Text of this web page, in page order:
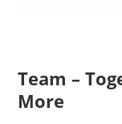
Team –
More